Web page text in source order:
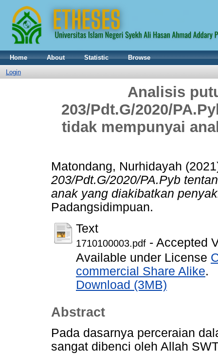
Home About Statistic
Browse
Login
Analisis
203/Pdt.G/2020/
tidak mempunyai
Matondang, Nurhidayah
203/Pdt.G/2020/PA.Pyb
anak yang diakibatkan
Padangsidimpuan.
Text
1710100003.pdf - Accepted
Available under License
commercial Share Alike.
Download (3MB)
Abstract
Pada dasarnya perceraian
sangat dibenci oleh Allah